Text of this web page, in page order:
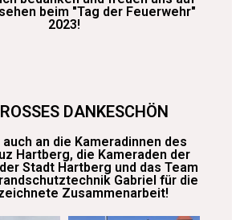
beim "Tag der Feuerwehr"
2023!
DANKESCHÖN
an die Kameradinnen des
Hartberg, die Kameraden der
Stadt Hartberg und das Team
Gabriel für die
Zusammenarbeit!